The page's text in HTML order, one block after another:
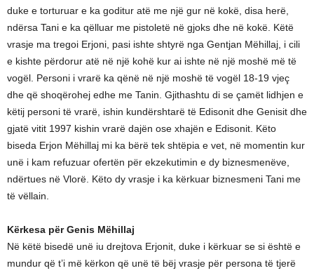
duke e torturuar e ka goditur atë me një gur në kokë, disa herë,
ndërsa Tani e ka qëlluar me pistoletë në gjoks dhe në kokë. Këtë
vrasje ma tregoi Erjoni, pasi ishte shtyrë nga Gentjan Mëhillaj, i cili
e kishte përdorur atë në një kohë kur ai ishte në një moshë më të
vogël. Personi i vrarë ka qënë në një moshë të vogël 18-19 vjeç
dhe që shoqërohej edhe me Tanin. Gjithashtu di se çamët lidhjen e
këtij personi të vrarë, ishin kundërshtarë të Edisonit dhe Genisit dhe
gjatë vitit 1997 kishin vrarë dajën ose xhajën e Edisonit. Këto
biseda Erjon Mëhillaj mi ka bërë tek shtëpia e vet, në momentin kur
unë i kam refuzuar ofertën për ekzekutimin e dy biznesmenëve,
ndërtues në Vlorë. Këto dy vrasje i ka kërkuar biznesmeni Tani me
të vëllain.
Kërkesa për Genis Mëhillaj
Në këtë bisedë unë iu drejtova Erjonit, duke i kërkuar se si është e
mundur që t’i më kërkon që unë të bëj vrasje për persona të tjerë